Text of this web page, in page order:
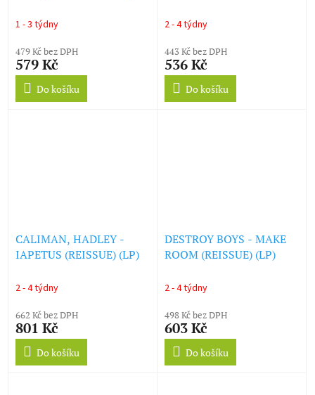
Edition) (Transparent Blue
1 - 3 týdny
479 Kč bez DPH
579 Kč
Do košíku
2 - 4 týdny
443 Kč bez DPH
536 Kč
Do košíku
CALIMAN, HADLEY -
IAPETUS (REISSUE) (LP)
2 - 4 týdny
662 Kč bez DPH
801 Kč
Do košíku
DESTROY BOYS - MAKE
ROOM (REISSUE) (LP)
2 - 4 týdny
498 Kč bez DPH
603 Kč
Do košíku